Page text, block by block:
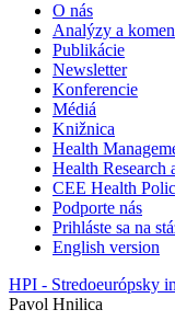
O nás
Analýzy a
Publikácie
Newsletter
Konferencie
Médiá
Knižnica
Health
Health Research
CEE Health
Podporte nás
Prihláste sa na
English version
HPI - Stredoeurópsky
Pavol Hnilica